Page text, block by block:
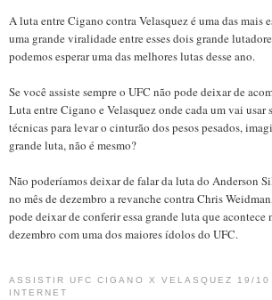
A luta entre Cigano contra Velasquez é uma das mais
uma grande viralidade entre esses dois grande
podemos esperar uma das melhores lutas desse ano.
Se você assiste sempre o UFC não pode deixar de
Luta entre Cigano e Velasquez onde cada um vai usar
técnicas para levar o cinturão dos pesos pesados,
grande luta, não é mesmo?
Não poderíamos deixar de falar da luta do Anderson
no mês de dezembro a revanche contra Chris
pode deixar de conferir essa grande luta que acontece
dezembro com uma dos maiores ídolos do UFC.
ASSISTIR UFC CIGANO X VELASQUEZ 19/10
INTERNET